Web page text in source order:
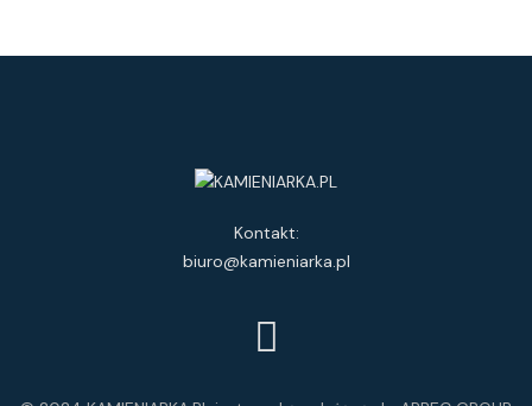
Kontakt:
biuro@kamieniarka.pl